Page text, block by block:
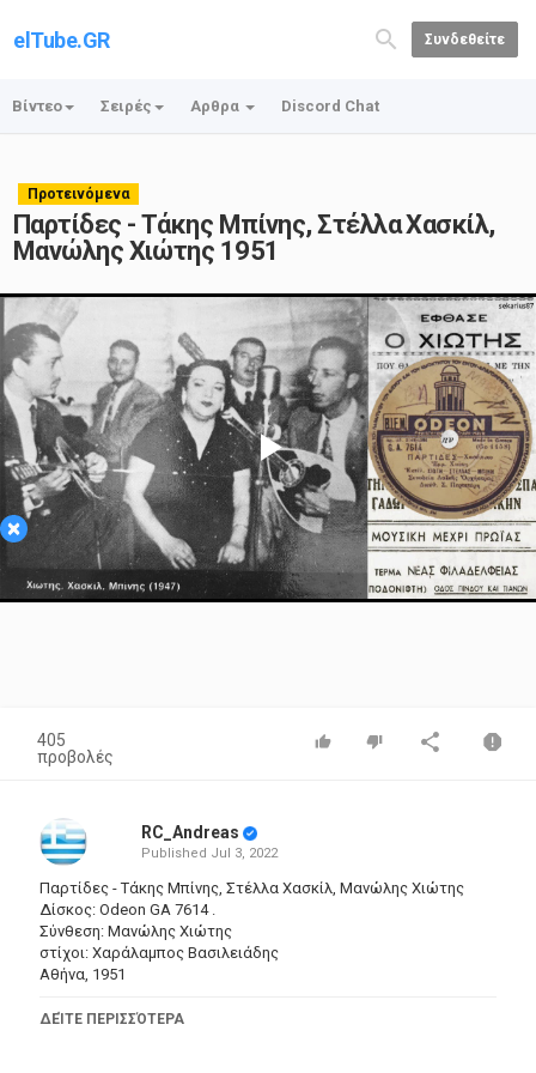
elTube.GR Συνδεθείτε
Βίντεο Σειρές Αρθρα Discord Chat
Προτεινόμενα
Παρτίδες - Τάκης Μπίνης, Στέλλα Χασκίλ,
Μανώλης Χιώτης 1951
×
Play
Video
405
προβολές
RC_Andreas
Published Jul 3, 2022
Παρτίδες - Τάκης Μπίνης, Στέλλα Χασκίλ, Μανώλης Χιώτης
Δίσκος: Odeon GA 7614 .
Σύνθεση: Μανώλης Χιώτης
στίχοι: Χαράλαμπος Βασιλειάδης
Αθήνα, 1951
ΔΕΊΤΕ ΠΕΡΙΣΣΌΤΕΡΑ